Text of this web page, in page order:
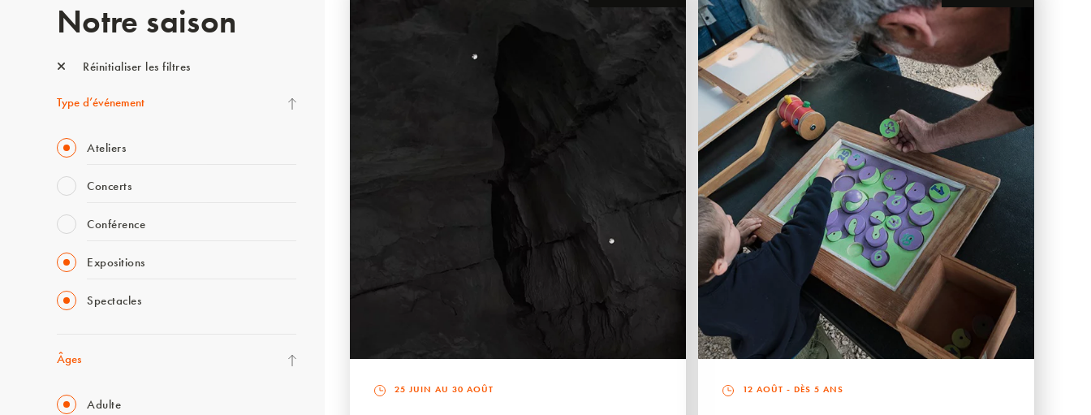
Notre saison
Réinitialiser les filtres
Type d’événement
Ateliers
Concerts
Conférence
Expositions
Spectacles
Âges
Adulte
25 JUIN AU 30 AOÛT 12 AOÛT - DÈS 5 ANS